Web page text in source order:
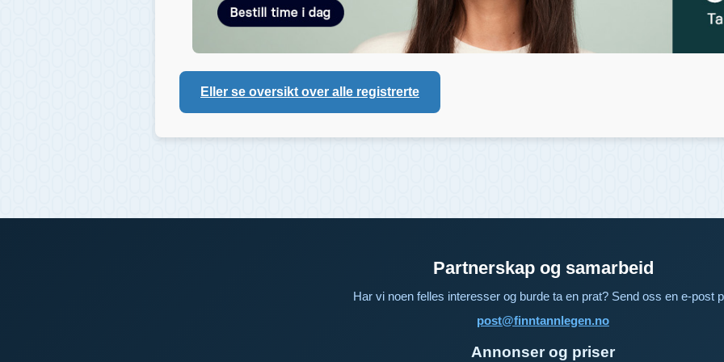
Eller se oversikt over alle registrerte
Partnerskap og samarbeid
Har vi noen felles interesser og burde ta en prat? Send oss en e-post
post@finntannlegen.no
Annonser og priser